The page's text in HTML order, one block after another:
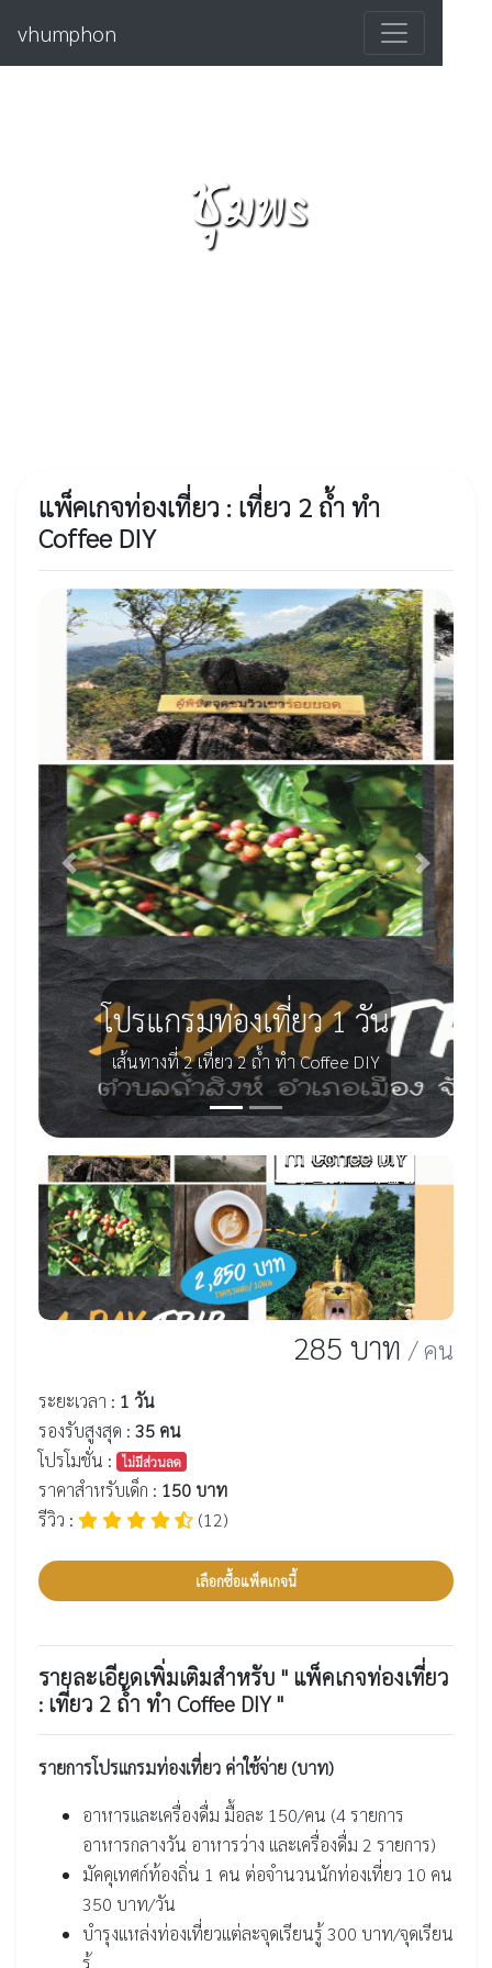
vhumphon
แพ็คเกจท่องเที่ยว : เที่ยว 2 ถ้ำ ทำ
Coffee DIY
โปรแกรมท่องเที่ยว 1 วัน
เส้นทางที่ 2 เที่ยว 2 ถ้ำ ทำ Coffee DIY
285 บาท / คน
ระยะเวลา : 1 วัน
รองรับสูงสุด : 35 คน
โปรโมชั่น :
ไม่มีส่วนลด
ราคาสำหรับเด็ก : 150 บาท
รีวิว :
(12)
เลือกซื้อแพ็คเกจนี้
รายละเอียดเพิ่มเติมสำหรับ " แพ็คเกจท่องเที่ยว
: เที่ยว 2 ถ้ำ ทำ Coffee DIY "
รายการโปรแกรมท่องเที่ยว ค่าใช้จ่าย (บาท)
อาหารและเครื่องดื่ม มื้อละ 150/คน (4 รายการ
อาหารกลางวัน อาหารว่าง และเครื่องดื่ม 2 รายการ)
มัคคุเทศก์ท้องถิ่น 1 คน ต่อจำนวนนักท่องเที่ยว 10 คน
350 บาท/วัน
บำรุงแหล่งท่องเที่ยวแต่ละจุดเรียนรู้ 300 บาท/จุดเรียน
รู้